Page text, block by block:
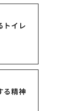
トイレ
る精神